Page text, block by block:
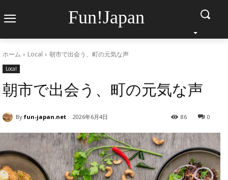
Fun!Japan
ホーム Local 朝市で出会う、町の元気な声
Local
朝市で出会う、町の元気な声
By fun-japan.net 2026年6月4日 0
86